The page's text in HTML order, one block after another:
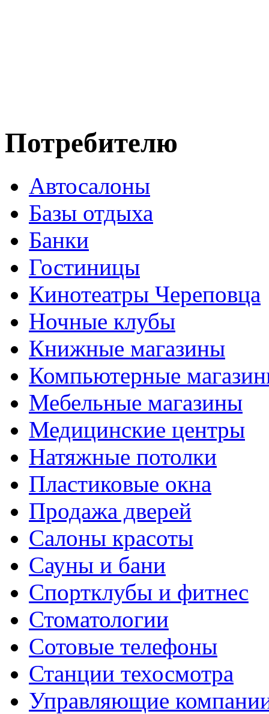
Потребителю
Автосалоны
Базы отдыха
Банки
Гостиницы
Кинотеатры Череповца
Ночные клубы
Книжные магазины
Компьютерные
Мебельные магазины
Медицинские центры
Натяжные потолки
Пластиковые окна
Продажа дверей
Салоны красоты
Сауны и бани
Спортклубы и фитнес
Стоматологии
Сотовые телефоны
Станции техосмотра
Управляющие